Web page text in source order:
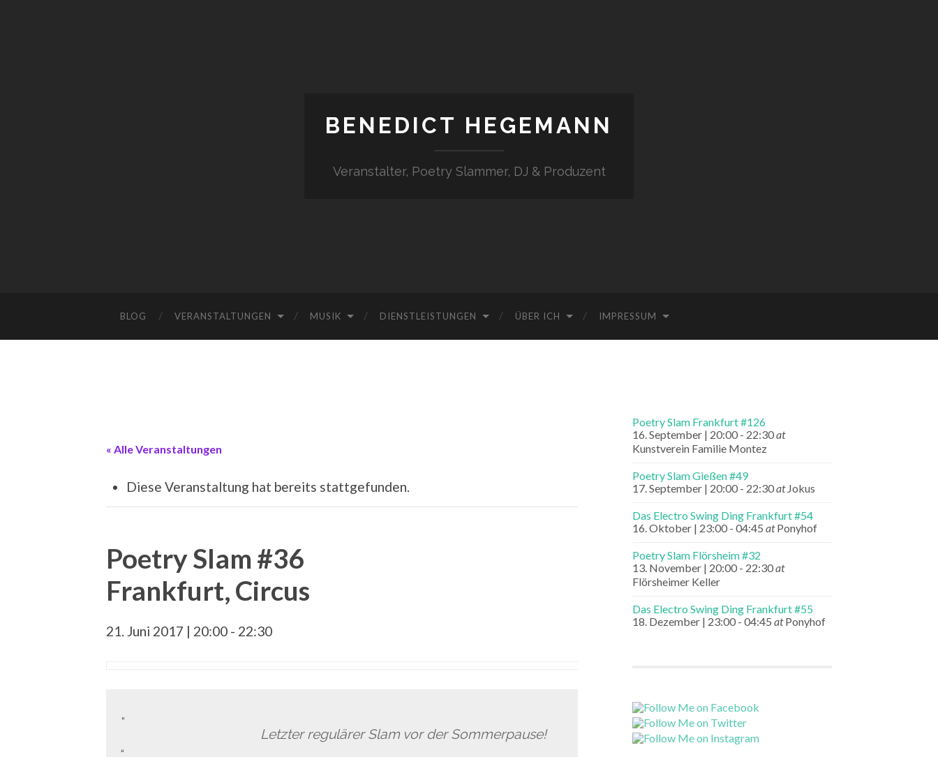
BENEDICT HEGEMANN
Veranstalter, Poetry Slammer, DJ & Produzent
BLOG VERANSTALTUNGEN MUSIK DIENSTLEISTUNGEN ÜBER ICH IMPRESSUM
« Alle Veranstaltungen
Diese Veranstaltung hat bereits stattgefunden.
Poetry Slam #36
Frankfurt, Circus
21. Juni 2017 | 20:00 - 22:30
Letzter regulärer Slam vor der Sommerpause!
Poetry Slam Frankfurt #126
16. September | 20:00 - 22:30at
Kunstverein Familie Montez
Poetry Slam Gießen #49
17. September | 20:00 - 22:30at Jokus
Das Electro Swing Ding Frankfurt #54
16. Oktober | 23:00 - 04:45 atPonyhof
Poetry Slam Flörsheim #32
13. November | 20:00 - 22:30at
Flörsheimer Keller
Das Electro Swing Ding Frankfurt #55
18. Dezember | 23:00 - 04:45 atPonyhof